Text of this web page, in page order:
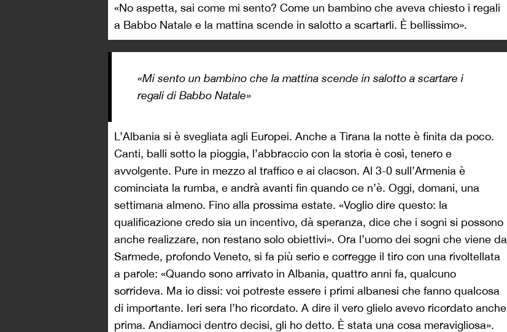
«No aspetta, sai come mi sento? Come un bambino che aveva chiesto i regali
a Babbo Natale e la mattina scende in salotto a scartarli. È bellissimo».
«Mi sento un bambino che la mattina scende in salotto a scartare i
regali di Babbo Natale»
L’Albania si è svegliata agli Europei. Anche a Tirana la notte è finita da poco.
Canti, balli sotto la pioggia, l’abbraccio con la storia è così, tenero e
avvolgente. Pure in mezzo al traffico e ai clacson. Al 3-0 sull’Armenia è
cominciata la rumba, e andrà avanti fin quando ce n’è. Oggi, domani, una
settimana almeno. Fino alla prossima estate. «Voglio dire questo: la
qualificazione credo sia un incentivo, dà speranza, dice che i sogni si possono
anche realizzare, non restano solo obiettivi». Ora l’uomo dei sogni che viene da
Sarmede, profondo Veneto, si fa più serio e corregge il tiro con una rivoltellata
a parole: «Quando sono arrivato in Albania, quattro anni fa, qualcuno
sorrideva. Ma io dissi: voi potreste essere i primi albanesi che fanno qualcosa
di importante. Ieri sera l’ho ricordato. A dire il vero glielo avevo ricordato anche
prima. Andiamoci dentro decisi, gli ho detto. È stata una cosa meravigliosa».